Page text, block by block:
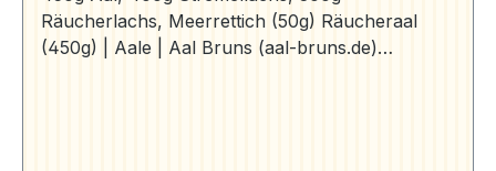
Räucherlachs, Meerrettich (50g) Räucheraal
(450g) | Aale | Aal Bruns (aal-bruns.de)